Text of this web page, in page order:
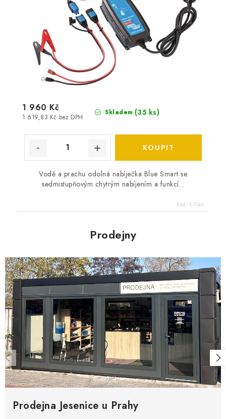
Skladem (35 ks)
1 619,83 Kč bez DPH
1 960 Kč
Vodě a prachu odolná nabíječka Blue Smart se
sedmistupňovým chytrým nabíjením a funkcí...
Kód: E7040
Prodejny
Prodejna Jesenice u Prahy